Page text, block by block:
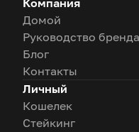
Компания
Домой
Руководство бренда
Блог
Контакты
Личный
Кошелек
Стейкинг